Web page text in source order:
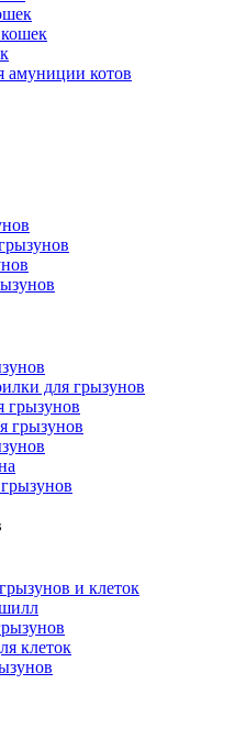
амуниции котов
для грызунов
грызунов
грызунов
и клеток
клеток